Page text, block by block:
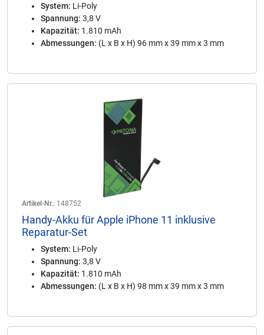
System: Li-Poly
Spannung: 3,8 V
Kapazität: 1.810 mAh
Abmessungen: (L x B x H) 96 mm x 39 mm x 3 mm
Artikel-Nr.: 148752
Handy-Akku für Apple iPhone 11 inklusive
Reparatur-Set
System: Li-Poly
Spannung: 3,8 V
Kapazität: 1.810 mAh
Abmessungen: (L x B x H) 98 mm x 39 mm x 3 mm